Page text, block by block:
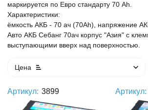
маркируется по Евро стандарту 70 Ah.
Характеристики:
ёмкость АКБ - 70 ач (70Ah), напряжение
Авто АКБ Себанг 70ач корпус "Азия" с
выступающими вверх над поверхностью.
Цена
Артикул: 3899 Артикул: